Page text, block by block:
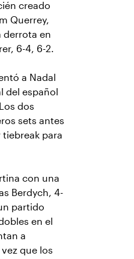
creado
Querrey,
derrota en
6-4, 6-2.
a Nadal
del español
dos
sets antes
tiebreak para
con una
Berdych, 4-
partido
en el
a
que los